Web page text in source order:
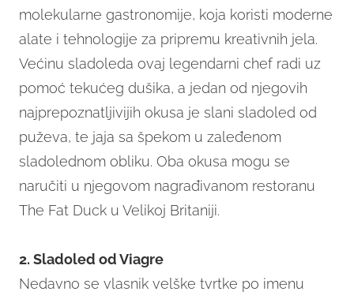
molekularne gastronomije, koja koristi moderne
alate i tehnologije za pripremu kreativnih jela.
Većinu sladoleda ovaj legendarni chef radi uz
pomoć tekućeg dušika, a jedan od njegovih
najprepoznatljivijih okusa je slani sladoled od
puževa, te jaja sa špekom u zaleđenom
sladolednom obliku. Oba okusa mogu se
naručiti u njegovom nagrađivanom restoranu
The Fat Duck u Velikoj Britaniji.
2. Sladoled od Viagre
Nedavno se vlasnik velške tvrtke po imenu